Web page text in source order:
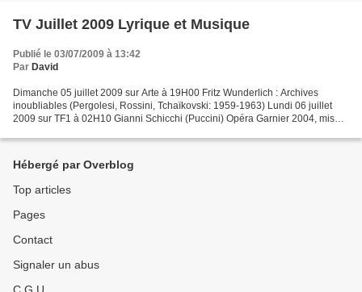
TV Juillet 2009 Lyrique et Musique
Publié le 03/07/2009 à 13:42
Par David
Dimanche 05 juillet 2009 sur Arte à 19H00 Fritz Wunderlich : Archives
inoubliables (Pergolesi, Rossini, Tchaïkovski: 1959-1963) Lundi 06 juillet
2009 sur TF1 à 02H10 Gianni Schicchi (Puccini) Opéra Garnier 2004, mise
Hébergé par Overblog
Top articles
Pages
Contact
Signaler un abus